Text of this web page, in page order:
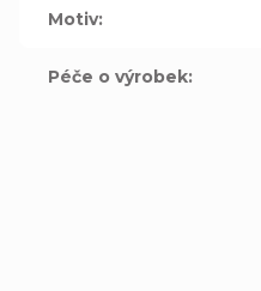
Motiv:
Péče o výrobek: